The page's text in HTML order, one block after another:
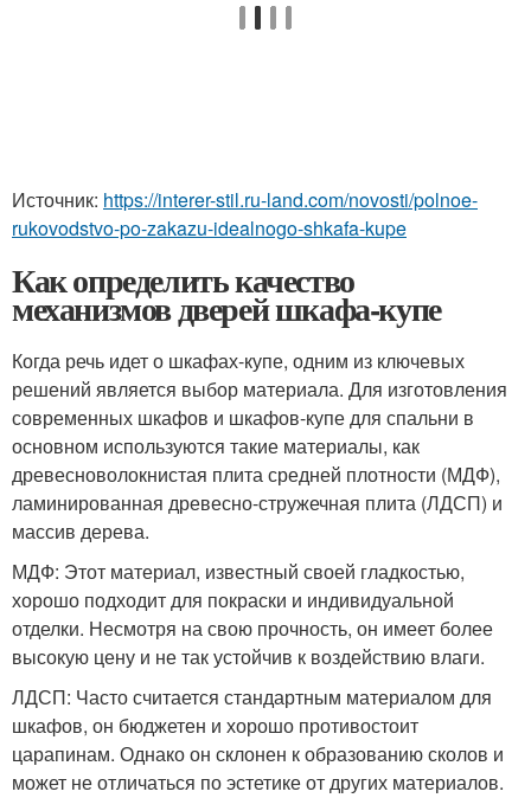
Источник: https://interer-stil.ru-land.com/novosti/polnoe-
rukovodstvo-po-zakazu-idealnogo-shkafa-kupe
Как определить качество
механизмов дверей шкафа-купе
Когда речь идет о шкафах-купе, одним из ключевых
решений является выбор материала. Для изготовления
современных шкафов и шкафов-купе для спальни в
основном используются такие материалы, как
древесноволокнистая плита средней плотности (МДФ),
ламинированная древесно-стружечная плита (ЛДСП) и
массив дерева.
МДФ: Этот материал, известный своей гладкостью,
хорошо подходит для покраски и индивидуальной
отделки. Несмотря на свою прочность, он имеет более
высокую цену и не так устойчив к воздействию влаги.
ЛДСП: Часто считается стандартным материалом для
шкафов, он бюджетен и хорошо противостоит
царапинам. Однако он склонен к образованию сколов и
может не отличаться по эстетике от других материалов.